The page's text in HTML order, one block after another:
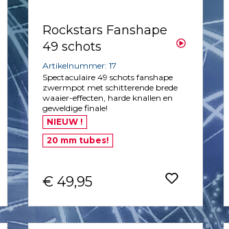
Rockstars Fanshape
49 schots
Artikelnummer: 17
Spectaculaire 49 schots fanshape
zwermpot met schitterende brede
waaier-effecten, harde knallen en
geweldige finale!
NIEUW !
20 mm tubes!
€ 49,95